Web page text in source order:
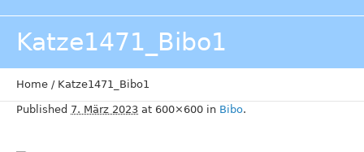
Katze1471_Bibo1
Home / Katze1471_Bibo1
Published 7. März 2023 at 600×600 in Bibo.